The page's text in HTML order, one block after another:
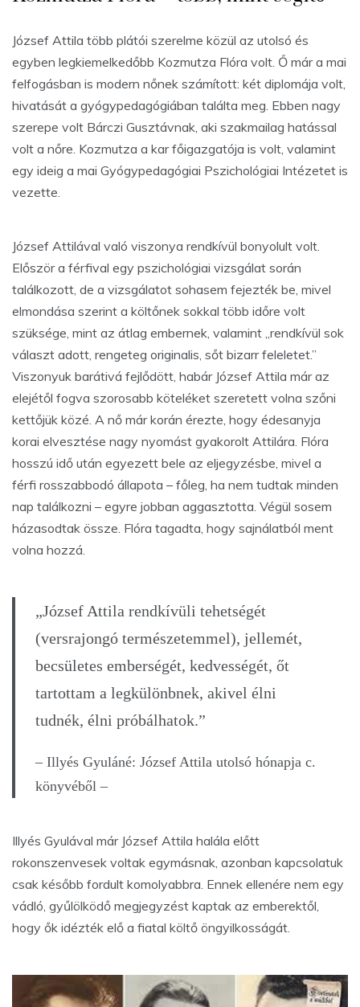
József Attila több plátói szerelme közül az utolsó és
egyben legkiemelkedőbb Kozmutza Flóra volt. Ő már a mai
felfogásban is modern nőnek számított: két diplomája volt,
hivatását a gyógypedagógiában találta meg. Ebben nagy
szerepe volt Bárczi Gusztávnak, aki szakmailag hatással
volt a nőre. Kozmutza a kar főigazgatója is volt, valamint
egy ideig a mai Gyógypedagógiai Pszichológiai Intézetet is
vezette.
József Attilával való viszonya rendkívül bonyolult volt.
Először a férfival egy pszichológiai vizsgálat során
találkozott, de a vizsgálatot sohasem fejezték be, mivel
elmondása szerint a költőnek sokkal több időre volt
szüksége, mint az átlag embernek, valamint „rendkívül sok
választ adott, rengeteg originalis, sőt bizarr feleletet.”
Viszonyuk barátivá fejlődött, habár József Attila már az
elejétől fogva szorosabb köteléket szeretett volna szőni
kettőjük közé. A nő már korán érezte, hogy édesanyja
korai elvesztése nagy nyomást gyakorolt Attilára. Flóra
hosszú idő után egyezett bele az eljegyzésbe, mivel a
férfi rosszabbodó állapota – főleg, ha nem tudtak minden
nap találkozni – egyre jobban aggasztotta. Végül sosem
házasodtak össze. Flóra tagadta, hogy sajnálatból ment
volna hozzá.
„József Attila rendkívüli tehetségét
(versrajongó természetemmel), jellemét,
becsületes emberségét, kedvességét, őt
tartottam a legkülönbnek, akivel élni
tudnék, élni próbálhatok.”
– Illyés Gyuláné: József Attila utolsó hónapja c.
könyvéből –
Illyés Gyulával már József Attila halála előtt
rokonszenvesek voltak egymásnak, azonban kapcsolatuk
csak később fordult komolyabbra. Ennek ellenére nem egy
vádló, gyűlölködő megjegyzést kaptak az emberektől,
hogy ők idézték elő a fiatal költő öngyilkosságát.